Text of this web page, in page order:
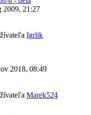
2009, 21:27
Igrlik
2018, 08:49
Marek524